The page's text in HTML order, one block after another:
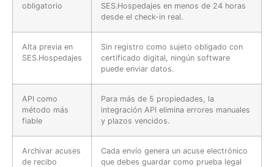
obligatorio
SES.Hospedajes en menos de 24 horas
desde el check-in real.
Alta previa en
SES.Hospedajes
Sin registro como sujeto obligado con
certificado digital, ningún software
puede enviar datos.
API como
método más
fiable
Para más de 5 propiedades, la
integración API elimina errores manuales
y plazos vencidos.
Archivar acuses
de recibo
Cada envío genera un acuse electrónico
que debes guardar como prueba legal